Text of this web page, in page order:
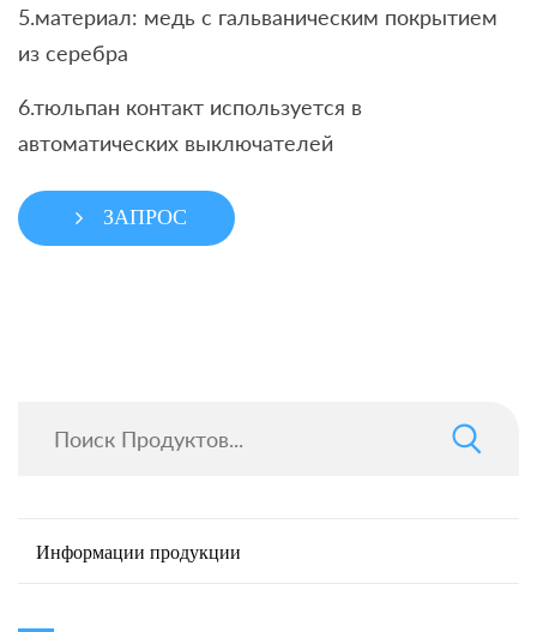
5.материал: медь с гальваническим покрытием
из серебра
6.тюльпан контакт используется в
автоматических выключателей
ЗАПРОС
Информации продукции